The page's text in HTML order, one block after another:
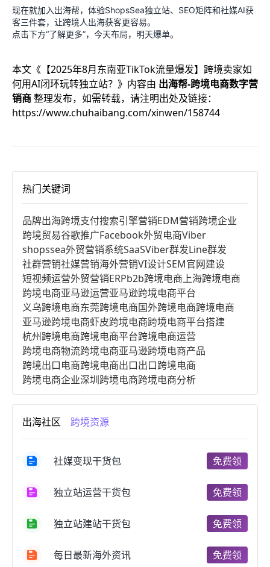
现在就加入出海帮，体验ShopsSea独立站、SEO矩阵和社媒AI获
客三件套，让跨境人出海获客更容易。
点击下方“了解更多”，今天布局，明天爆单。
本文《 【2025年8月东南亚TikTok流量爆发】跨境卖家如
何用AI闭环玩转独立站？ 》内容由 出海帮-跨境电商数字营
销商整理发布，如需转载，请注明出处及链接：
https://www.chuhaibang.com/xinwen/158744
热门关键词
品牌出海跨境支付搜索引擎营销EDM营销跨境企业
跨境贸易谷歌推广Facebook外贸电商Viber
shopssea外贸营销系统SaaSViber群发Line群发
社群营销社媒营销海外营销VI设计SEM官网建设
短视频运营外贸营销ERPb2b跨境电商上海跨境电商
跨境电商亚马逊运营亚马逊跨境电商平台
义乌跨境电商东莞跨境电商国外跨境电商跨境电商
亚马逊跨境电商虾皮跨境电商跨境电商平台搭建
杭州跨境电商跨境电商平台跨境电商运营
跨境电商物流跨境电商亚马逊跨境电商产品
跨境出口电商跨境电商出口出口跨境电商
跨境电商企业深圳跨境电商跨境电商分析
进口跨境电商跨境电商服务广州跨境电商
跨境电商市场跨境电商创业跨境电商注册
跨境电商开店跨境电商营销
跨境电商商品个人跨境电商跨境电商案例
郑州跨境电商跨境电商趋势
跨境电商费用美国跨境电商
天津跨境电商东南亚跨境电商
跨境电商b2b阿里巴巴跨境电商
出海社区 跨境资源
社媒变现干货包 免费领
独立站运营干货包 免费领
独立站建站干货包 免费领
每日最新海外资讯 免费领